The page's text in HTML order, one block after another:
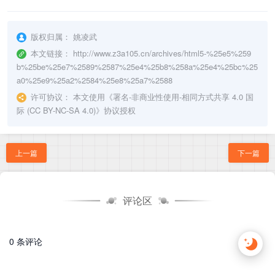
版权归属： 姚凌武
本文链接： http://www.z3a105.cn/archives/html5-%25e5%259
b%25be%25e7%2589%2587%25e4%25b8%258a%25e4%25bc%25
a0%25e9%25a2%2584%25e8%25a7%2588
许可协议： 本文使用《署名-非商业性使用-相同方式共享 4.0 国
际 (CC BY-NC-SA 4.0)》协议授权
上一篇 下一篇
评论区